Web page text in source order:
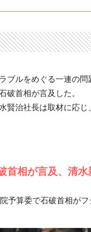
ブルをめぐる一連の
破首相が言及した。
賢治社長は取材に応
首相が言及、清
予算委で石破首相が